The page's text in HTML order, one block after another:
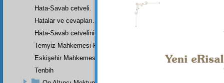
Hata-Savab cetveli.
Hatalar ve cevapları.
Hata-Savab cetvelinin zeylidir.
Temyiz Mahkemesi Riyasetine:
Eskişehir Mahkemesinde Yazılan Arzuhalin Bir Parçası
Tenbih